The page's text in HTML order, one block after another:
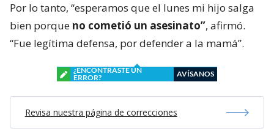
Por lo tanto, “esperamos que el lunes mi hijo salga
bien porque no cometió un asesinato”, afirmó.
“Fue legítima defensa, por defender a la mamá”.
¿ENCONTRASTE UN
ERROR?
AVÍSANOS
Revisa nuestra página de correcciones